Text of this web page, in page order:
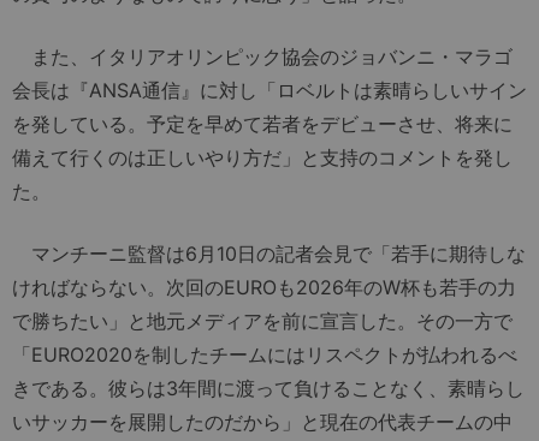
また、イタリアオリンピック協会のジョバンニ・マラゴ
会長は『ANSA通信』に対し「ロベルトは素晴らしいサイン
を発している。予定を早めて若者をデビューさせ、将来に
備えて行くのは正しいやり方だ」と支持のコメントを発し
た。
マンチーニ監督は6月10日の記者会見で「若手に期待しな
ければならない。次回のEUROも2026年のW杯も若手の力
で勝ちたい」と地元メディアを前に宣言した。その一方で
「EURO2020を制したチームにはリスペクトが払われるべ
きである。彼らは3年間に渡って負けることなく、素晴らし
いサッカーを展開したのだから」と現在の代表チームの中